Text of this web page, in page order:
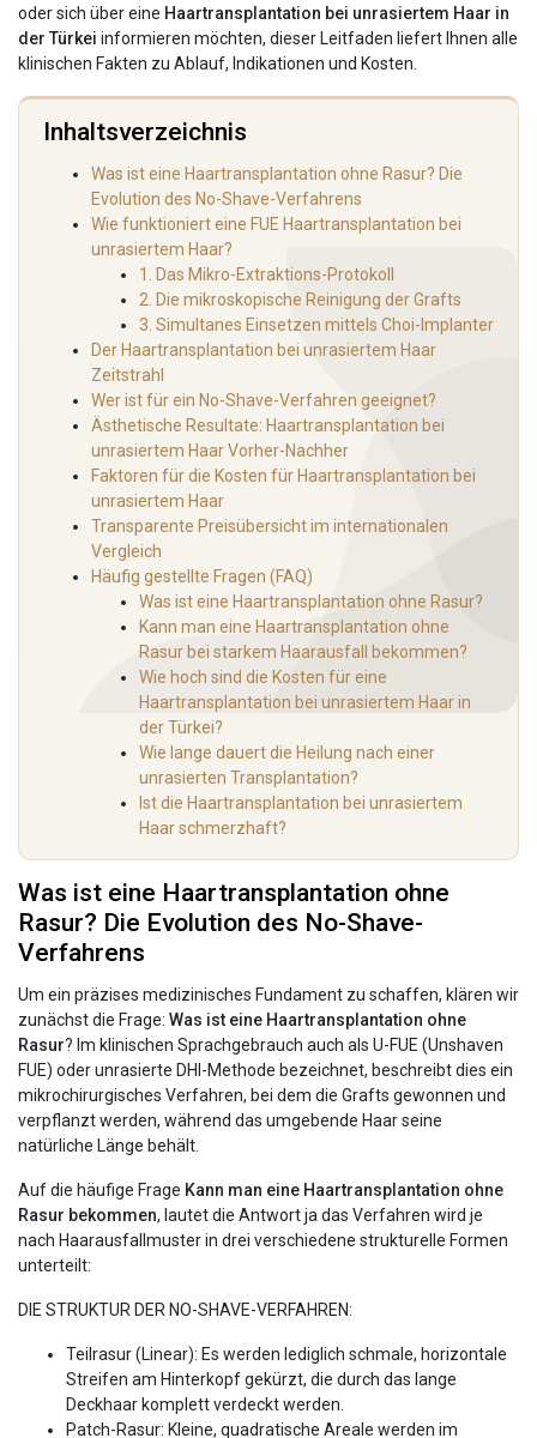
oder sich über eine Haartransplantation bei unrasiertem Haar in
der Türkei informieren möchten, dieser Leitfaden liefert Ihnen alle
klinischen Fakten zu Ablauf, Indikationen und Kosten.
Inhaltsverzeichnis
Was ist eine Haartransplantation ohne Rasur? Die
Evolution des No-Shave-Verfahrens
Wie funktioniert eine FUE Haartransplantation bei
unrasiertem Haar?
1. Das Mikro-Extraktions-Protokoll
2. Die mikroskopische Reinigung der Grafts
3. Simultanes Einsetzen mittels Choi-Implanter
Der Haartransplantation bei unrasiertem Haar
Zeitstrahl
Wer ist für ein No-Shave-Verfahren geeignet?
Ästhetische Resultate: Haartransplantation bei
unrasiertem Haar Vorher-Nachher
Faktoren für die Kosten für Haartransplantation bei
unrasiertem Haar
Transparente Preisübersicht im internationalen
Vergleich
Häufig gestellte Fragen (FAQ)
Was ist eine Haartransplantation ohne Rasur?
Kann man eine Haartransplantation ohne
Rasur bei starkem Haarausfall bekommen?
Wie hoch sind die Kosten für eine
Haartransplantation bei unrasiertem Haar in
der Türkei?
Wie lange dauert die Heilung nach einer
unrasierten Transplantation?
Ist die Haartransplantation bei unrasiertem
Haar schmerzhaft?
Was ist eine Haartransplantation ohne
Rasur? Die Evolution des No-Shave-
Verfahrens
Um ein präzises medizinisches Fundament zu schaffen, klären wir
zunächst die Frage: Was ist eine Haartransplantation ohne
Rasur? Im klinischen Sprachgebrauch auch als U-FUE (Unshaven
FUE) oder unrasierte DHI-Methode bezeichnet, beschreibt dies ein
mikrochirurgisches Verfahren, bei dem die Grafts gewonnen und
verpflanzt werden, während das umgebende Haar seine
natürliche Länge behält.
Auf die häufige Frage Kann man eine Haartransplantation ohne
Rasur bekommen, lautet die Antwort ja das Verfahren wird je
nach Haarausfallmuster in drei verschiedene strukturelle Formen
unterteilt:
DIE STRUKTUR DER NO-SHAVE-VERFAHREN:
Teilrasur (Linear): Es werden lediglich schmale, horizontale
Streifen am Hinterkopf gekürzt, die durch das lange
Deckhaar komplett verdeckt werden.
Patch-Rasur: Kleine, quadratische Areale werden im